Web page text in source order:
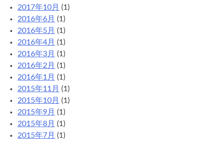
2017年10月 (1)
2016年6月 (1)
2016年5月 (1)
2016年4月 (1)
2016年3月 (1)
2016年2月 (1)
2016年1月 (1)
2015年11月 (1)
2015年10月 (1)
2015年9月 (1)
2015年8月 (1)
2015年7月 (1)